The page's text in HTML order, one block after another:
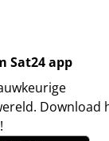
Sat24 app
Download